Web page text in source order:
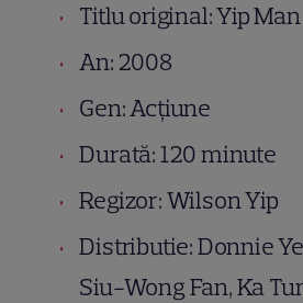
Titlu original: Yip Man
An: 2008
Gen: Acțiune
Durată: 120 minute
Regizor: Wilson Yip
Distributie: Donnie
Siu-Wong Fan, Ka